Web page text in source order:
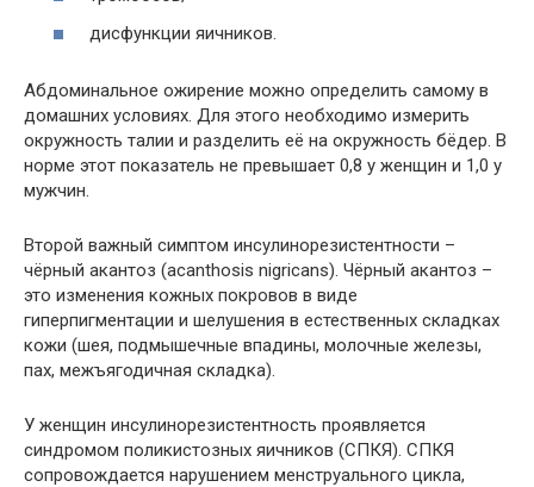
дисфункции яичников.
Абдоминальное ожирение можно определить самому в
домашних условиях. Для этого необходимо измерить
окружность талии и разделить её на окружность бёдер. В
норме этот показатель не превышает 0,8 у женщин и 1,0 у
мужчин.
Второй важный симптом инсулинорезистентности –
чёрный акантоз (acanthosis nigricans). Чёрный акантоз –
это изменения кожных покровов в виде
гиперпигментации и шелушения в естественных складках
кожи (шея, подмышечные впадины, молочные железы,
пах, межъягодичная складка).
У женщин инсулинорезистентность проявляется
синдромом поликистозных яичников (СПКЯ). СПКЯ
сопровождается нарушением менструального цикла,